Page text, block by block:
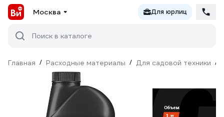
Москва Для юрлиц
Поиск в каталоге
Главная / Расходные материалы / Для садовой техники /